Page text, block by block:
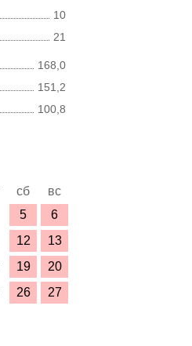
10
21
168,0
151,2
100,8
сб
вс
5
6
12
13
19
20
26
27